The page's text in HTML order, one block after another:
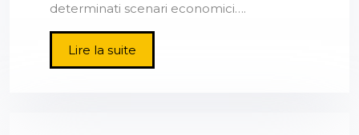
determinati scenari economici….
Lire la suite